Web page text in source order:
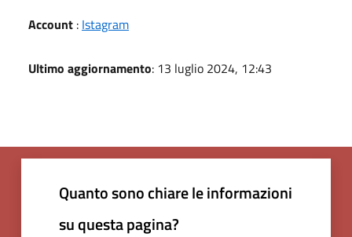
Account : Istagram
Ultimo aggiornamento: 13 luglio 2024, 12:43
Quanto sono chiare le informazioni
su questa pagina?